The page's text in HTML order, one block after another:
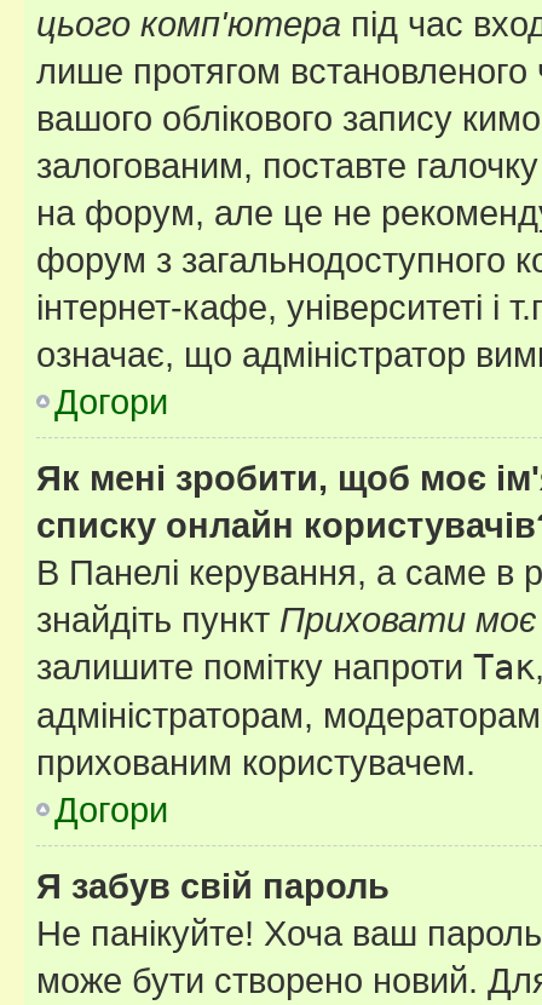
цього комп'ютера під час
лише протягом встановленого
вашого облікового запису
залогованим, поставте
на форум, але це не
форум з загальнодоступного
інтернет-кафе, університеті і
означає, що адміністратор
Догори
Як мені зробити, щоб моє
списку онлайн
В Панелі керування, а саме в
знайдіть пункт Приховати моє
залишите помітку напроти Так
адміністраторам,
прихованим користувачем.
Догори
Я забув свій пароль
Не панікуйте! Хоча ваш
може бути створено новий.